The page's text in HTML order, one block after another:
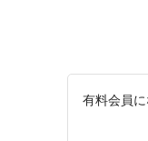
有料会員